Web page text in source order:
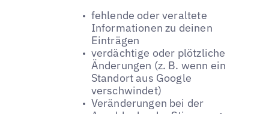
fehlende oder veraltete
Informationen zu deinen
Einträgen
verdächtige oder plötzliche
Änderungen (z. B. wenn ein
Standort aus Google
verschwindet)
Veränderungen bei der